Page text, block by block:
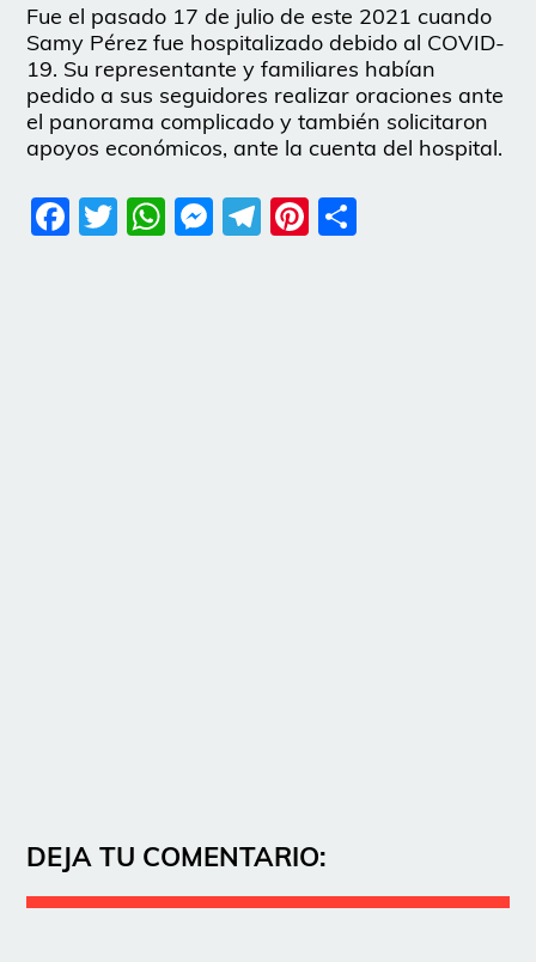
Fue el pasado 17 de julio de este 2021 cuando
Samy Pérez fue hospitalizado debido al COVID-
19. Su representante y familiares habían
pedido a sus seguidores realizar oraciones ante
el panorama complicado y también solicitaron
apoyos económicos, ante la cuenta del hospital.
Facebook
Twitter
WhatsApp
Messenger
Telegram
Pinterest
DEJA TU COMENTARIO: